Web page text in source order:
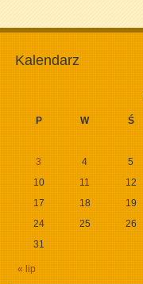
Kalendarz
P W Ś
« lip
3
4 5
10
11 12
17
18 19
24
25 26
31